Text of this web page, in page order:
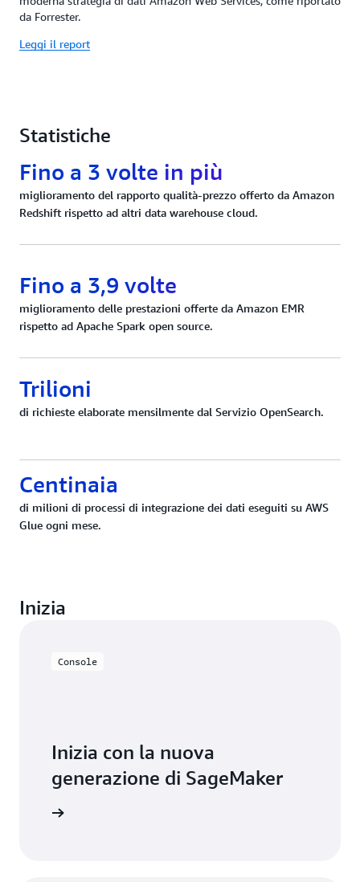
da Forrester.
Leggi il report
Statistiche
Fino a 3 volte in più
miglioramento del rapporto qualità-prezzo offerto da Amazon
Redshift rispetto ad altri data warehouse cloud.
Fino a 3,9 volte
miglioramento delle prestazioni offerte da Amazon EMR
rispetto ad Apache Spark open source.
Trilioni
di richieste elaborate mensilmente dal Servizio OpenSearch.
Centinaia
di milioni di processi di integrazione dei dati eseguiti su AWS
Glue ogni mese.
Inizia
Console
Inizia con la nuova
generazione di SageMaker